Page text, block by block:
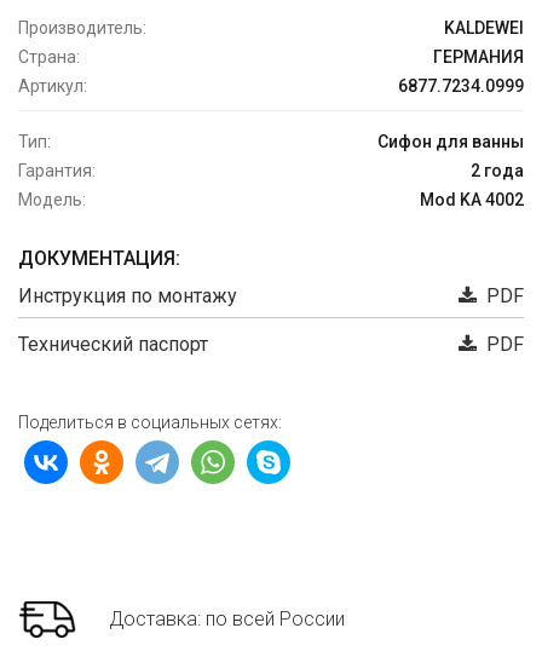
Производитель:
KALDEWEI
Страна:
ГЕРМАНИЯ
Артикул:
6877.7234.0999
Тип:
Сифон для ванны
Гарантия:
2 года
Модель:
Mod KA 4002
ДОКУМЕНТАЦИЯ:
Инструкция по монтажу
PDF
Технический паспорт PDF
Поделиться в социальных сетях:
Доставка: по всей России